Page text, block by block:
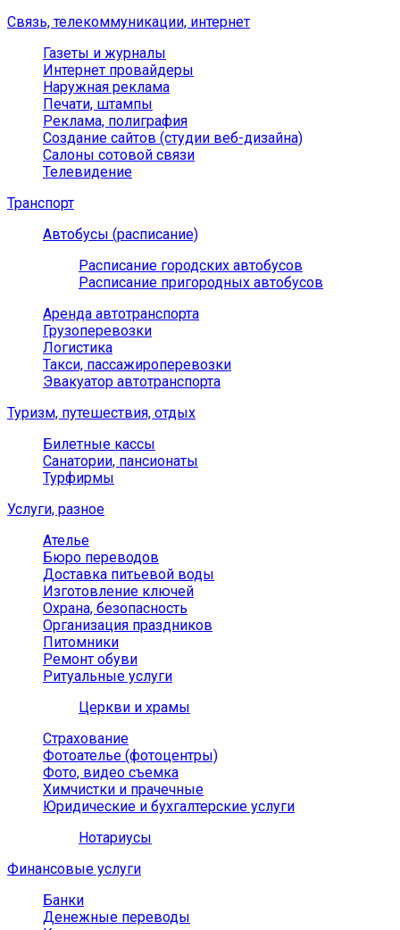
Связь, телекоммуникации, интернет
Газеты и журналы
Интернет провайдеры
Наружная реклама
Печати, штампы
Реклама, полиграфия
Создание сайтов (студии веб-дизайна)
Салоны сотовой связи
Телевидение
Транспорт
Автобусы (расписание)
Расписание городских автобусов
Расписание пригородных автобусов
Аренда автотранспорта
Грузоперевозки
Логистика
Такси, пассажироперевозки
Эвакуатор автотранспорта
Туризм, путешествия, отдых
Билетные кассы
Санатории, пансионаты
Турфирмы
Услуги, разное
Ателье
Бюро переводов
Доставка питьевой воды
Изготовление ключей
Охрана, безопасность
Организация праздников
Питомники
Ремонт обуви
Ритуальные услуги
Церкви и храмы
Страхование
Фотоателье (фотоцентры)
Фото, видео съемка
Химчистки и прачечные
Юридические и бухгалтерские услуги
Нотариусы
Финансовые услуги
Банки
Денежные переводы